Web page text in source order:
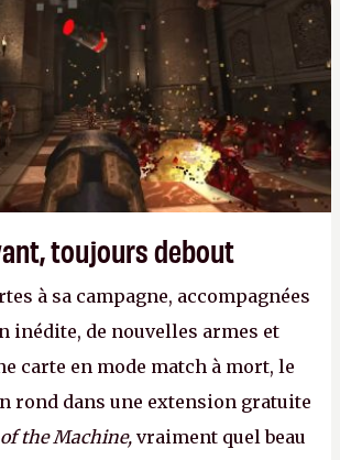
toujours debout
à sa campagne, accompagnées
inédite, de nouvelles armes et
carte en mode match à mort, le
rond dans une extension gratuite
the Machine, vraiment quel beau